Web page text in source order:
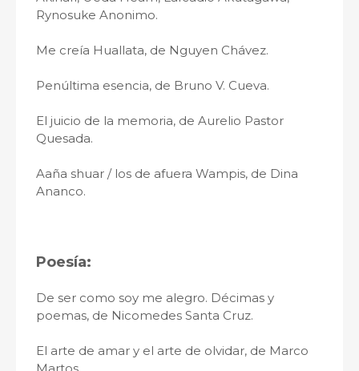
Rynosuke Anonimo.
Me creía Huallata, de Nguyen Chávez.
Penúltima esencia, de Bruno V. Cueva.
El juicio de la memoria, de Aurelio Pastor
Quesada.
Aaña shuar / los de afuera Wampis, de Dina
Ananco.
Poesía:
De ser como soy me alegro. Décimas y
poemas, de Nicomedes Santa Cruz.
El arte de amar y el arte de olvidar, de Marco